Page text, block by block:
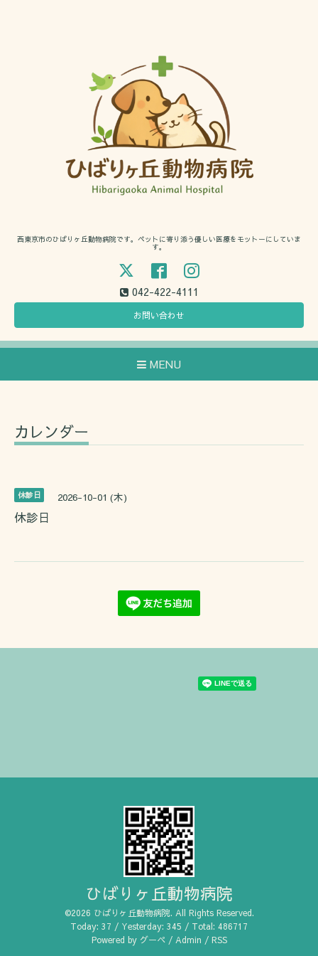
西東京市のひばりヶ丘動物病院です。ペットに寄り添う優しい医療をモットーにしていま
す。
042-422-4111
お問い合わせ
MENU
カレンダー
休診日 2026-10-01 (木)
休診日
ひばりヶ丘動物病院
©2026 ひばりヶ丘動物病院. All Rights Reserved.
Today: 37 / Yesterday: 345 / Total: 486717
Powered by グーペ/ Admin / RSS